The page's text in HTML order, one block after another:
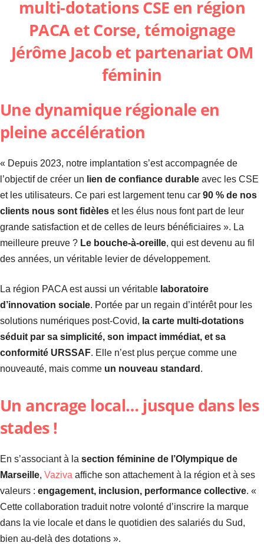
Une dynamique régionale en
pleine accélération
« Depuis 2023, notre implantation s’est accompagnée de
l’objectif de créer un lien de confiance durable avec les CSE
et les utilisateurs. Ce pari est largement tenu car 90 % de nos
clients nous sont fidèles et les élus nous font part de leur
grande satisfaction et de celles de leurs bénéficiaires ». La
meilleure preuve ? Le bouche-à-oreille, qui est devenu au fil
des années, un véritable levier de développement.
La région PACA est aussi un véritable laboratoire
d’innovation sociale. Portée par un regain d’intérêt pour les
solutions numériques post-Covid, la carte multi-dotations
séduit par sa simplicité, son impact immédiat, et sa
conformité URSSAF. Elle n’est plus perçue comme une
nouveauté, mais comme un nouveau standard .
Un ancrage local… jusque dans les
stades !
En s’associant à la section féminine de l’Olympique de
Marseille, Vaziva affiche son attachement à la région et à ses
valeurs : engagement, inclusion, performance collective. «
Cette collaboration traduit notre volonté d’inscrire la marque
dans la vie locale et dans le quotidien des salariés du Sud,
bien au-delà des dotations ».